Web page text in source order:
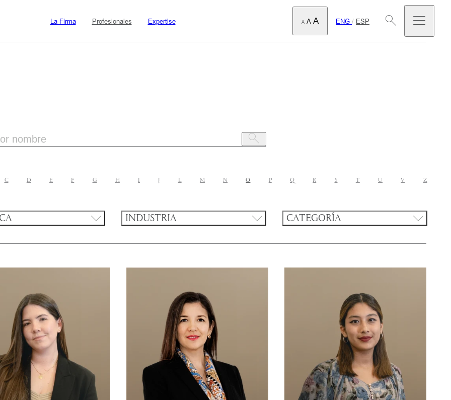
La Firma Profesionales Expertise A A A ENG / ESP
C D E F G H I J L M N O P Q R S T U V Z
INDUSTRIA CATEGORÍA